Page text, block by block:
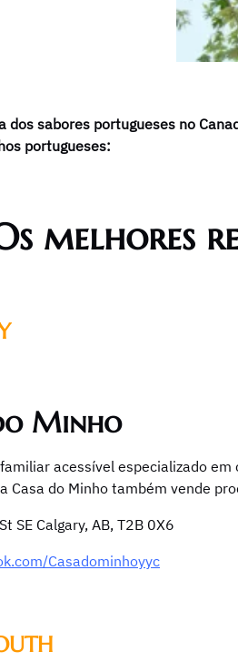
dos sabores portugueses no
portugueses:
melhores
Minho
acessível especializado
Casa do Minho também vende
SE Calgary, AB, T2B 0X6
Casadominhoyyc